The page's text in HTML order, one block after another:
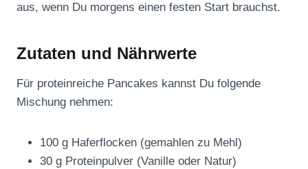
aus, wenn Du morgens einen festen Start brauchst.
Zutaten und Nährwerte
Für proteinreiche Pancakes kannst Du folgende
Mischung nehmen:
100 g Haferflocken (gemahlen zu Mehl)
30 g Proteinpulver (Vanille oder Natur)